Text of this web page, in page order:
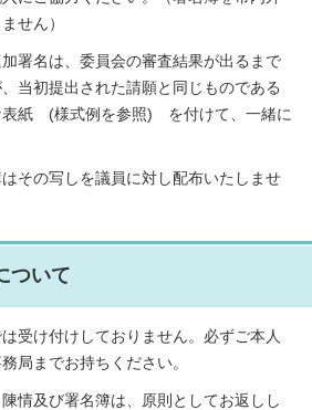
せん）
署名は、委員会の審査結果が出るまで
当初提出された請願と同じものである
表紙 (様式例を参照) を付けて、一緒に
その写しを議員に対し配布いたしませ
ついて
受け付けしておりません。必ずご本人
局までお持ちください。
情及び署名簿は、原則としてお返しし